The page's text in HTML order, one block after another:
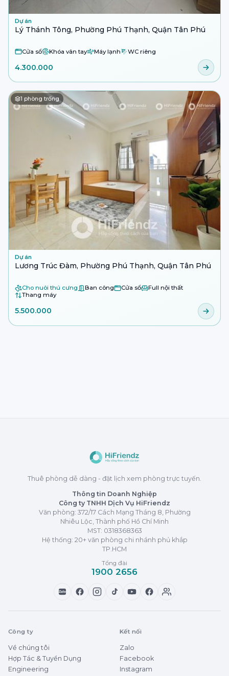
Dự án
Lý Thánh Tông, Phường Phú Thạnh, Quận Tân Phú
Cửa sổ Khóa vân tay Máy lạnh WC riêng
4.300.000
1 phòng trống
Dự án
Lương Trúc Đàm, Phường Phú Thạnh, Quận Tân Phú
Cho nuôi thú cưng Ban công Cửa sổ
Full nội thất
Thang máy
5.500.000
Thuê phòng dễ dàng - đặt lịch xem phòng trực tuyến.
Thông tin Doanh Nghiệp
Công ty TNHH Dịch Vụ HiFriendz
Văn phòng: 372/17 Cách Mạng Tháng 8, Phường
Nhiêu Lộc, Thành phố Hồ Chí Minh
MST: 0318368363
Hệ thống: 20+ văn phòng chi nhánh phủ khắp
TP.HCM
Tổng đài
1900 2656
Zalo
Công ty
Về chúng tôi
Hợp Tác & Tuyển Dụng
Engineering
Kết nối
Zalo
Facebook
Instagram